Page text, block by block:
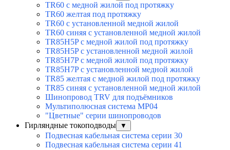
TR60 с медной жилой под протяжку
TR60 желтая под протяжку
TR60 с установленной медной жилой
TR60 синяя с установленной медной жилой
TR85H5P с медной жилой под протяжку
TR85H5P с установленной медной жилой
TR85H7P с медной жилой под протяжку
TR85H7P с установленной медной жилой
TR85 желтая с медной жилой под протяжку
TR85 синяя с установленной медной жилой
Шинопровод TRV для подъёмников
Мультиполюсная система MP04
"Цветные" серии шинопроводов
Гирляндные токоподводы
▼
Подвесная кабельная система серии 30
Подвесная кабельная система серии 41